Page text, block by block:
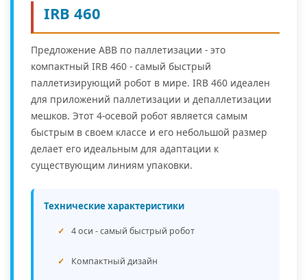
IRB 460
Предложение ABB по паллетизации - это
компактный IRB 460 - самый быстрый
паллетизирующий робот в мире. IRB 460 идеален
для приложений паллетизации и депаллетизации
мешков. Этот 4-осевой робот является самым
быстрым в своем классе и его небольшой размер
делает его идеальным для адаптации к
существующим линиям упаковки.
Технические характеристики
4 оси - самый быстрый робот
Компактный дизайн